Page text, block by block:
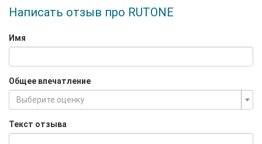
Написать отзыв про RUTONE
Имя
Общее впечатление
Выберите оценку
Текст отзыва